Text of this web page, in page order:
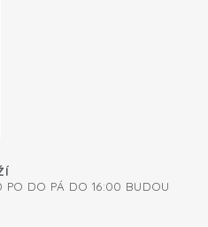
a svlékání
PO DO PÁ DO 16:00 BUDOU